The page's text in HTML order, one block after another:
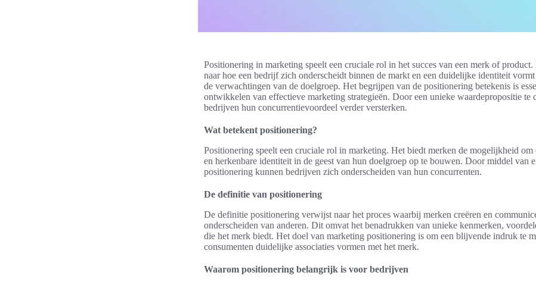
Positionering in marketing speelt een cruciale rol in het succes van een merk of
naar hoe een bedrijf zich onderscheidt binnen de markt en een duidelijke identiteit
de verwachtingen van de doelgroep. Het begrijpen van de positionering betekenis is
ontwikkelen van effectieve marketing strategieën. Door een unieke waardepropositie te
bedrijven hun concurrentievoordeel verder versterken.
Wat betekent positionering?
Positionering speelt een cruciale rol in marketing. Het biedt merken de mogelijkheid
en herkenbare identiteit in de geest van hun doelgroep op te bouwen. Door middel van
positionering kunnen bedrijven zich onderscheiden van hun concurrenten.
De definitie van positionering
De definitie positionering verwijst naar het proces waarbij merken creëren en
onderscheiden van anderen. Dit omvat het benadrukken van unieke kenmerken,
die het merk biedt. Het doel van marketing positionering is om een blijvende indruk te
consumenten duidelijke associaties vormen met het merk.
Waarom positionering belangrijk is voor bedrijven